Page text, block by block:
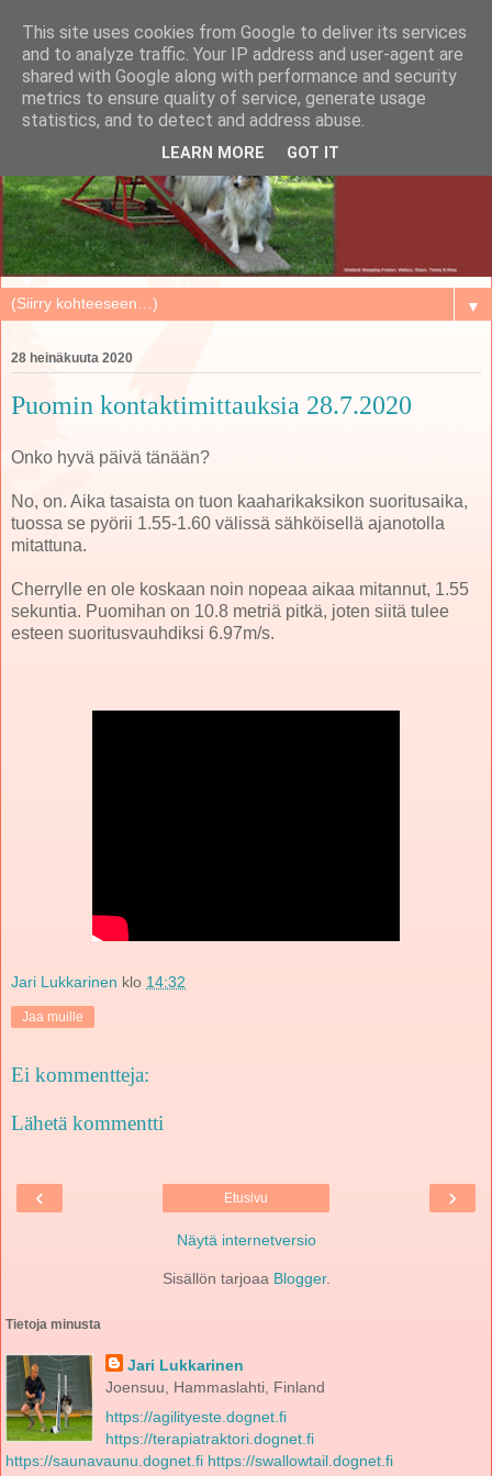
▼
28 heinäkuuta 2020
Puomin kontaktimittauksia 28.7.2020
Onko hyvä päivä tänään?
No, on. Aika tasaista on tuon kaaharikaksikon suoritusaika,
tuossa se pyörii 1.55-1.60 välissä sähköisellä ajanotolla
mitattuna.
Cherrylle en ole koskaan noin nopeaa aikaa mitannut, 1.55
sekuntia. Puomihan on 10.8 metriä pitkä, joten siitä tulee
esteen suoritusvauhdiksi 6.97m/s.
Jari Lukkarinen klo 14:32
Jaa muille
Ei kommentteja:
Lähetä kommentti
‹ ›
Etusivu
Näytä internetversio
Sisällön tarjoaa Blogger.
Tietoja minusta
Jari Lukkarinen
Joensuu, Hammaslahti, Finland
https://agilityeste.dognet.fi
https://terapiatraktori.dognet.fi
https://saunavaunu.dognet.fi https://swallowtail.dognet.fi
This site uses cookies from Google to deliver its services
and to analyze traffic. Your IP address and user-agent are
shared with Google along with performance and security
metrics to ensure quality of service, generate usage
statistics, and to detect and address abuse.
LEARN MORE GOT IT